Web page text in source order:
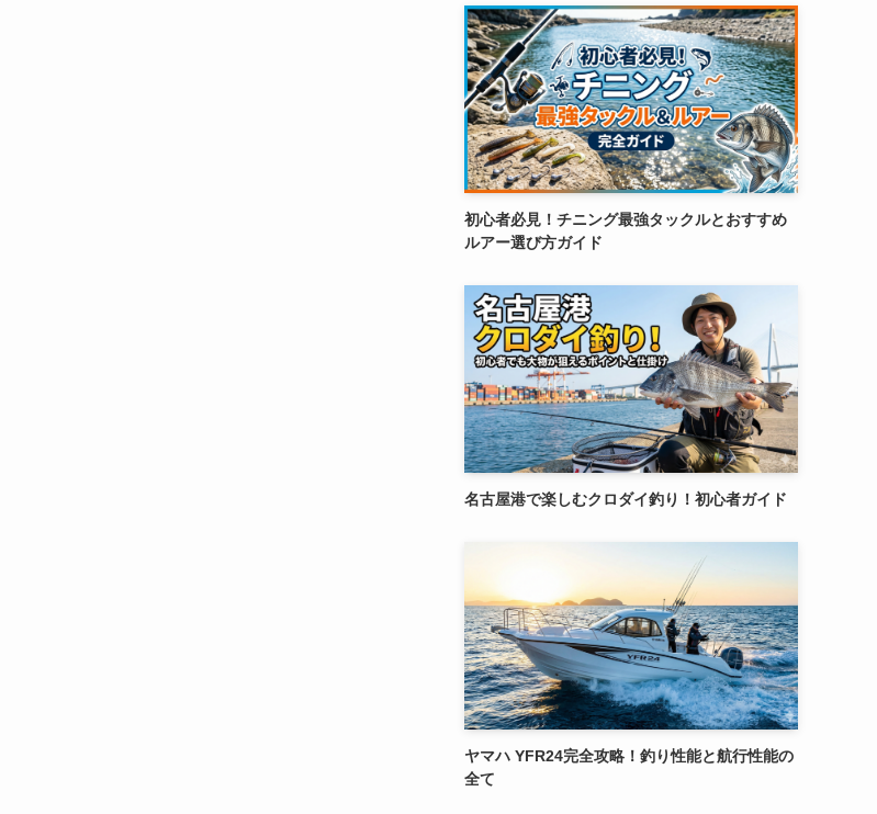
初心者必見！チニング最強タックルとおすすめ
ルアー選び方ガイド
名古屋港で楽しむクロダイ釣り！初心者ガイド
ヤマハ YFR24完全攻略！釣り性能と航行性能の
全て